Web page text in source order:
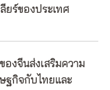
ยร์ของประเทศ
งจีนส่งเสริมความ
ฐกิจกับไทยและ